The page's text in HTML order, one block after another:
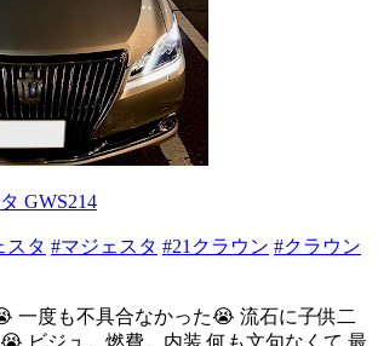
GWS214
スタ #マジェスタ #21クラウン #クラウン
一度も不具合なかった😭 流石に子供二
ビジュ、燃費、内装 何も文句なくて 最